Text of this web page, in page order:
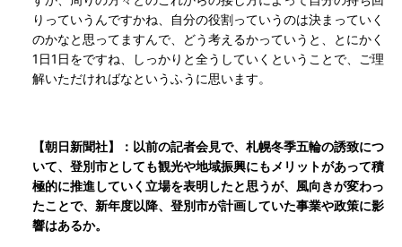
りっていうんですかね、自分の役割っていうのは決まっていく
のかなと思ってますんで、どう考えるかっていうと、とにかく
1日1日をですね、しっかりと全うしていくということで、ご理
解いただければなというふうに思います。
【朝日新聞社】：以前の記者会見で、札幌冬季五輪の誘致につ
いて、登別市としても観光や地域振興にもメリットがあって積
極的に推進していく立場を表明したと思うが、風向きが変わっ
たことで、新年度以降、登別市が計画していた事業や政策に影
響はあるか。